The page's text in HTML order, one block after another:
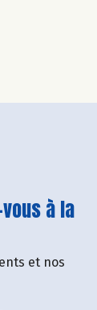
à la
et nos